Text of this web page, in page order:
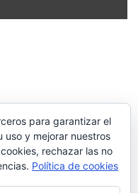
para garantizar el
uso y mejorar nuestros
rechazar las no
Política de cookies